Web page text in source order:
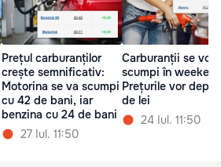
Prețul carburanților
crește semnificativ:
Motorina se va scumpi
cu 42 de bani, iar
benzina cu 24 de bani
27 Iul. 11:50
Carburanții se vor
scumpi în
Prețurile vor
de lei
24 Iul. 11:50